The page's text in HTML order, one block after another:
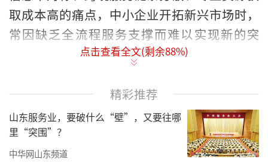
取成本高的痛点，中小企业开拓新兴市场时，
常因缺乏全流程服务支撑而难以实现新的突
破。为破解这一难题，2025年5月，德州市贸促
服务局、市商务局、德州海关，整合中国信
保、山东省港口集团、山东贸仲等30余家机构
资源，成立市级外贸公共服务平台。平台
以“一站式全周期服务”为核心，聚焦全市外
点击查看全文(剩余88%)
精彩推荐
山东服务业，要破什么“壁”，又要往哪
里“突围”？
中华网山东频道